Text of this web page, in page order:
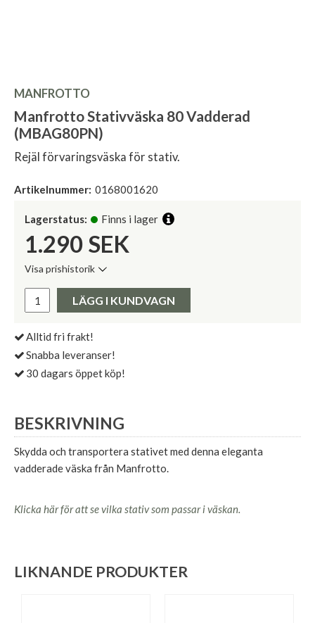
MANFROTTO
Manfrotto Stativväska 80 Vadderad
(MBAG80PN)
Rejäl förvaringsväska för stativ.
Artikelnummer: 0168001620
Lagerstatus: Finns i lager
1.290 SEK
Visa prishistorik
Pris:
LÄGG I KUNDVAGN
Alltid fri frakt!
Snabba leveranser!
30 dagars öppet köp!
BESKRIVNING
Skydda och transportera stativet med denna eleganta
vadderade väska från Manfrotto.
Klicka här för att se vilka stativ som passar i väskan.
LIKNANDE PRODUKTER